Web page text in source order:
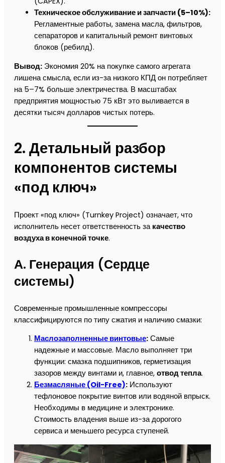
Техническое обслуживание и запчасти (5–10%):
Регламентные работы, замена масла, фильтров,
сепараторов и капитальный ремонт винтовых
блоков (ребилд).
Вывод: Экономия 20% на покупке самого агрегата
лишена смысла, если из-за низкого КПД он потребляет
на 5–7% больше электричества. В масштабах
предприятия мощностью 75 кВт это выливается в
десятки тысяч долларов чистых потерь.
2. Детальный разбор
компонентов системы
«под ключ»
Проект «под ключ» (Turnkey Project) означает, что
исполнитель несет ответственность за качество
воздуха в конечной точке.
А. Генерация (Сердце
системы)
Современные промышленные компрессоры
классифицируются по типу сжатия и наличию смазки:
Маслозаполненные винтовые: Самые
надежные и массовые. Масло выполняет три
функции: смазка подшипников, герметизация
зазоров между винтами и, главное, отвод тепла.
Безмасляные (Oil-Free): Используют
тефлоновое покрытие винтов или водяной впрыск.
Необходимы в медицине и электронике.
Стоимость владения выше из-за дорогого
сервиса и меньшего ресурса ступеней.